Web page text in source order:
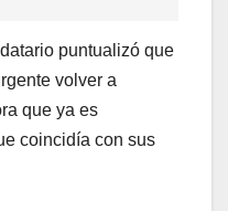
puntualizó que
volver a
que ya es
coincidía con sus